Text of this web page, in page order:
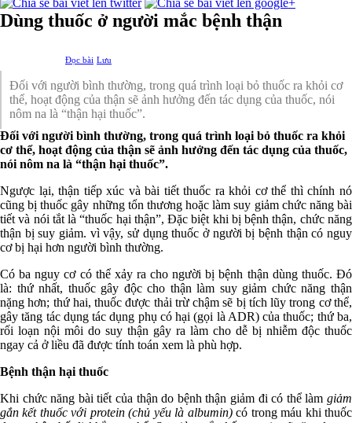
Dùng thuốc ở người mắc bệnh thận
Đọc bài Lưu
Đối với người bình thường, trong quá trình loại bỏ thuốc ra khỏi cơ
thể, hoạt động của thận sẽ ảnh hưởng đến tác dụng của thuốc, nói
nôm na là “thận hại thuốc”.
Đối với người bình thường, trong quá trình loại bỏ thuốc ra khỏi
cơ thể, hoạt động của thận sẽ ảnh hưởng đến tác dụng của thuốc,
nói nôm na là “thận hại thuốc”.
Ngược lại, thận tiếp xúc và bài tiết thuốc ra khỏi cơ thể thì chính nó
cũng bị thuốc gây những tổn thương hoặc làm suy giảm chức năng bài
tiết và nói tắt là “thuốc hại thận”, Đặc biệt khi bị bệnh thận, chức năng
thận bị suy giảm. vì vậy, sử dụng thuốc ở người bị bệnh thận có nguy
cơ bị hại hơn người bình thường.
Có ba nguy cơ có thể xảy ra cho người bị bệnh thận dùng thuốc. Đó
là: thứ nhất, thuốc gây độc cho thận làm suy giảm chức năng thận
nặng hơn; thứ hai, thuốc được thải trừ chậm sẽ bị tích lũy trong cơ thể,
gây tăng tác dụng tác dụng phụ có hại (gọi là ADR) của thuốc; thứ ba,
rối loạn nội môi do suy thận gây ra làm cho dễ bị nhiễm độc thuốc
ngay cả ở liều đã được tính toán xem là phù hợp.
Bệnh thận hại thuốc
Khi chức năng bài tiết của thận do bệnh thận giảm đi có thể làm giảm
gắn kết thuốc với protein (chủ yếu là albumin)có trong máu khi thuốc